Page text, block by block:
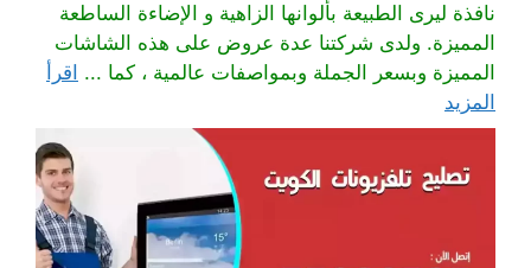
نافذة ليرى الطبيعة بألوانها الزاهية و الإضاءة الساطعة
المميزة. ولدى شركتنا عدة عروض على هذه الشاشات
المميزة وبسعر الجملة وبمواصفات عالمية ، كما ... اقرأ
المزيد